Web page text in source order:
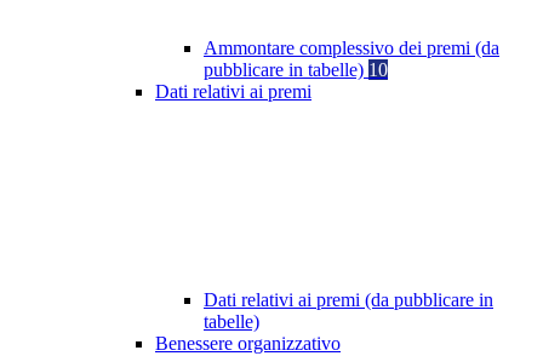
Ammontare complessivo dei premi (da
pubblicare in tabelle) 10
Dati relativi ai premi
Dati relativi ai premi (da pubblicare in
tabelle)
Benessere organizzativo